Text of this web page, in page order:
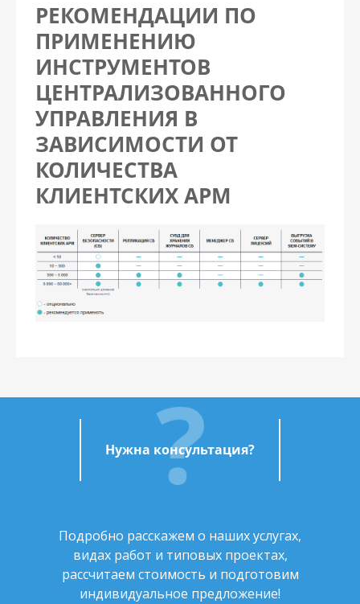
РЕКОМЕНДАЦИИ ПО
ПРИМЕНЕНИЮ
ИНСТРУМЕНТОВ
ЦЕНТРАЛИЗОВАННОГО
УПРАВЛЕНИЯ В
ЗАВИСИМОСТИ ОТ
КОЛИЧЕСТВА
КЛИЕНТСКИХ АРМ
Нужна консультация?
Подробно расскажем о наших услугах,
видах работ и типовых проектах,
рассчитаем стоимость и подготовим
индивидуальное предложение!